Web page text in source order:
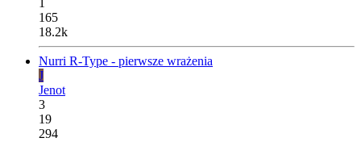
1
165
18.2k
Nurri R-Type - pierwsze wrażenia
J
Jenot
3
19
294